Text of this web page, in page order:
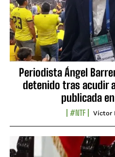
Periodista Ángel
detenido tras acudir
publicada
#NTF Víctor